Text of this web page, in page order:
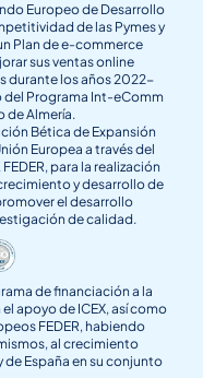
Europeo de Desarrollo
de las Pymes y
Plan de e-commerce
sus ventas online
durante los años 2022-
del Programa Int-eComm
de Almería.
Bética de Expansión
Europea a través del
para la realización
y desarrollo de
el desarrollo
de calidad.
de financiación a la
apoyo de ICEX, así como
FEDER, habiendo
al crecimiento
España en su conjunto